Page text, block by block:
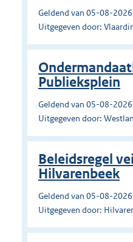
Geldend van 05-08-
Uitgegeven door:
Publieksplein
Geldend van 05-08-
Uitgegeven door:
Beleidsregel
Hilvarenbeek
Geldend van 05-08-
Uitgegeven door: